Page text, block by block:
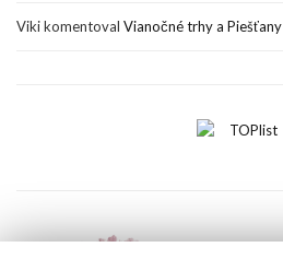
Vikikomentoval Vianočné trhy a Piešťany